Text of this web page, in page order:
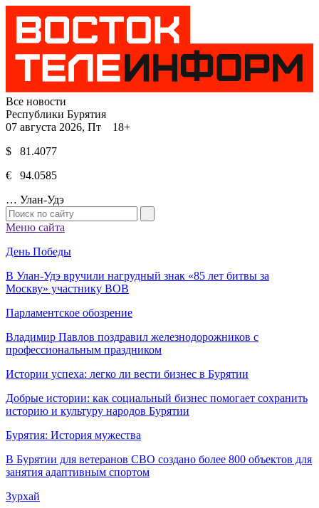
Все новости
Республики Бурятия
07 августа 2026, Пт 18+
$ 81.4077
€ 94.0585
… Улан-Удэ
Меню сайта
День Победы
В Улан-Удэ вручили нагрудный знак «85 лет битвы за
Москву» участнику ВОВ
Парламентское обозрение
Владимир Павлов поздравил железнодорожников с
профессиональным праздником
Истории успеха: легко ли вести бизнес в Бурятии
Добрые истории: как социальный бизнес помогает сохранить
историю и культуру народов Бурятии
Бурятия: История мужества
В Бурятии для ветеранов СВО создано более 800 объектов для
занятия адаптивным спортом
Зурхай